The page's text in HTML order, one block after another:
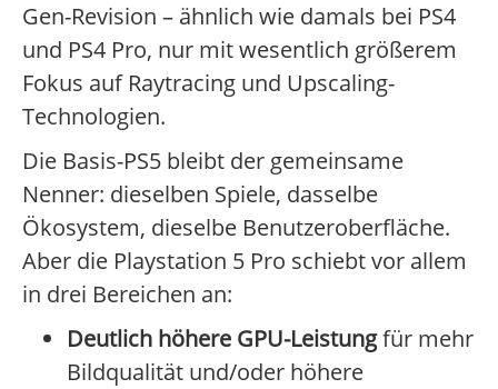
Gen-Revision – ähnlich wie damals bei PS4
und PS4 Pro, nur mit wesentlich größerem
Fokus auf Raytracing und Upscaling-
Technologien.
Die Basis-PS5 bleibt der gemeinsame
Nenner: dieselben Spiele, dasselbe
Ökosystem, dieselbe Benutzeroberfläche.
Aber die Playstation 5 Pro schiebt vor allem
in drei Bereichen an:
Deutlich höhere GPU-Leistungfür mehr
Bildqualität und/oder höhere